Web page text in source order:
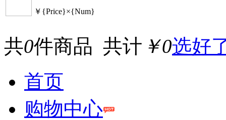
￥{Price}×{Num}
共0件商品 共计 ￥0选好
首页
购物中心